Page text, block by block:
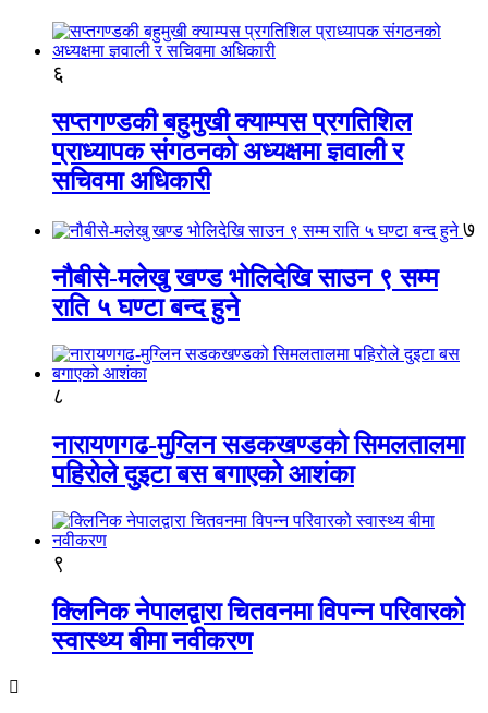
६
सप्तगण्डकी बहुमुखी क्याम्पस प्रगतिशिल
प्राध्यापक संगठनको अध्यक्षमा ज्ञवाली र
सचिवमा अधिकारी
७
नौबीसे-मलेखु खण्ड भोलिदेखि साउन ९ सम्म
राति ५ घण्टा बन्द हुने
८
नारायणगढ-मुग्लिन सडकखण्डको सिमलतालमा
पहिरोले दुइटा बस बगाएको आशंका
९
क्लिनिक नेपालद्वारा चितवनमा विपन्न परिवारको
स्वास्थ्य बीमा नवीकरण